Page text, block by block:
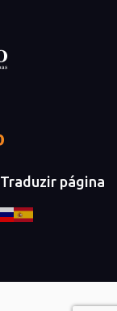
Traduzir página